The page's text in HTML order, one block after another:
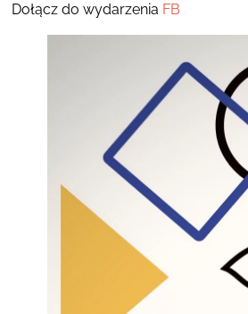
Dołącz do wydarzenia FB